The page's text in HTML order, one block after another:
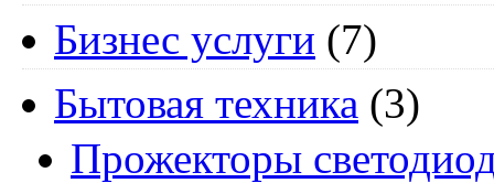
Бизнес услуги (7)
Бытовая техника (3)
Прожекторы